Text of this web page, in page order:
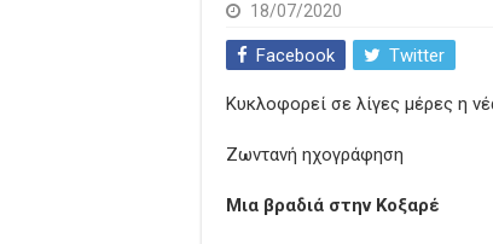
18/07/2020
Facebook Twitter
Kυκλοφορεί σε λίγες μέρες η
Ζωντανή ηχογράφηση
Μια βραδιά στην Κοξαρέ